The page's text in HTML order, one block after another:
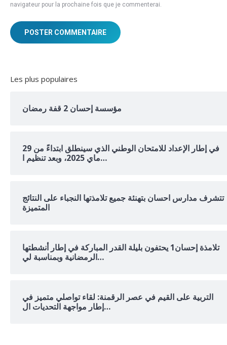
navigateur pour la prochaine fois que je commenterai.
POSTER COMMENTAIRE
Les plus populaires
مؤسسة إحسان 2 قفة رمضان
في إطار الإعداد للامتحان الوطني الذي سينطلق ابتداءً من 29
ماي 2025، وبعد تنظيم ا…
تتشرف مدارس احسان بتهنئة جميع تلامذتها النجباء على النتائج
المتميزة
تلامذة إحسان1 يحتفون بليلة القدر المباركة في إطار أنشطتها
الرمضانية وبمناسبة لي…
التربية على القيم في عصر الرقمنة: لقاء تواصلي متميز في
إطار مواجهة التحديات ال…